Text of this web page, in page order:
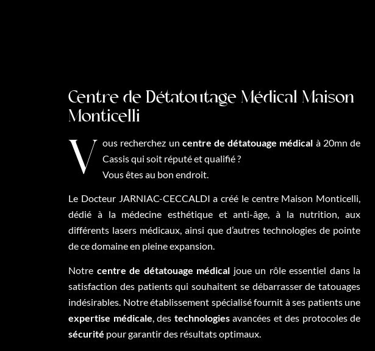
Centre de Détatoutage Médical Maison
Monticelli
Vous recherchez un centre de détatouage médical à 20mn de
Cassis qui soit réputé et qualifié ?
Vous êtes au bon endroit.
Le Docteur JARNIAC-CECCALDI a créé le centre Maison Monticelli,
dédié à la médecine esthétique et anti-âge, à la nutrition, aux
différents lasers médicaux, ainsi que d’autres technologies de pointe
de ce domaine en pleine expansion.
Notre centre de détatouage médical joue un rôle essentiel dans la
satisfaction des patients qui souhaitent se débarrasser de tatouages
indésirables. Notre établissement spécialisé fournit à ses patients une
expertise médicale, des technologiesavancées et des protocoles de
sécurité pour garantir des résultats optimaux.